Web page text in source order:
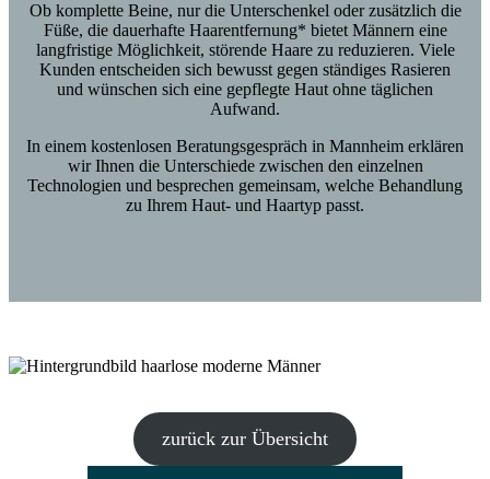
Ob komplette Beine, nur die Unterschenkel oder zusätzlich die
Füße, die dauerhafte Haarentfernung* bietet Männern eine
langfristige Möglichkeit, störende Haare zu reduzieren. Viele
Kunden entscheiden sich bewusst gegen ständiges Rasieren
und wünschen sich eine gepflegte Haut ohne täglichen
Aufwand.
In einem kostenlosen Beratungsgespräch in Mannheim erklären
wir Ihnen die Unterschiede zwischen den einzelnen
Technologien und besprechen gemeinsam, welche Behandlung
zu Ihrem Haut- und Haartyp passt.
zurück zur Übersicht